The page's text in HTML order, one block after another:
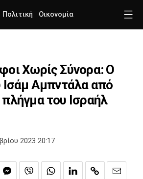
Πολιτική Οικονομία
Χωρίς Σύνορα: O
Ισάμ Αμπντάλα από
του Ισραήλ
2023 20:17